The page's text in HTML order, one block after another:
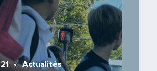
Actualités